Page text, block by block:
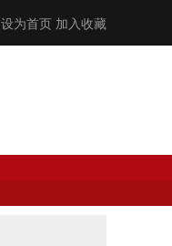
设为首页 加入收藏